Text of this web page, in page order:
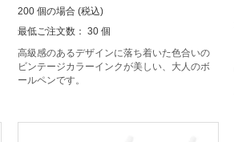
200 個の場合 (税込)
最低ご注文数： 30 個
高級感のあるデザインに落ち着いた色合いの
ビンテージカラーインクが美しい、大人のボ
ールペンです。